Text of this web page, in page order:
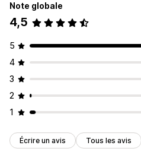
Note globale
4,5
5
4
3
2
1
Écrire un avis Tous les avis